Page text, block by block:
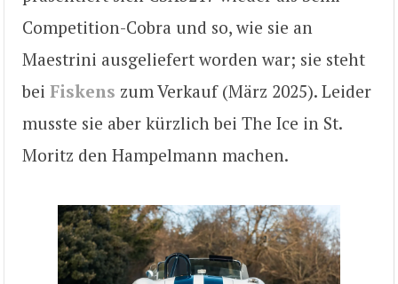
Competition-Cobra und so, wie sie an
Maestrini ausgeliefert worden war; sie steht
bei Fiskens zum Verkauf (März 2025). Leider
musste sie aber kürzlich bei The Ice in St.
Moritz den Hampelmann machen.